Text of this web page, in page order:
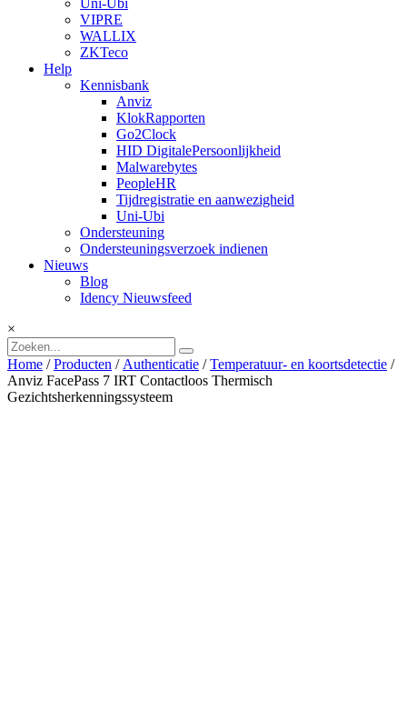
Uni-Ubi
VIPRE
WALLIX
ZKTeco
Help
Kennisbank
Anviz
KlokRapporten
Go2Clock
HID DigitalePersoonlijkheid
Malwarebytes
PeopleHR
Tijdregistratie en aanwezigheid
Uni-Ubi
Ondersteuning
Ondersteuningsverzoek indienen
Nieuws
Blog
Idency Nieuwsfeed
×
Home /Producten /Authenticatie /Temperatuur- en koortsdetectie /
Anviz FacePass 7 IRT Contactloos Thermisch
Gezichtsherkenningssysteem